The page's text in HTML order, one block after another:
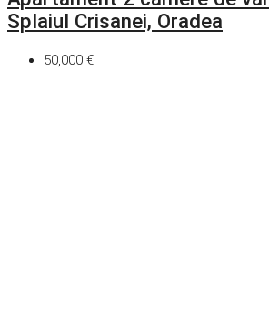
Splaiul Crisanei, Oradea
50,000 €